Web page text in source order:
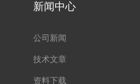
新闻中心
公司新闻
技术文章
资料下载